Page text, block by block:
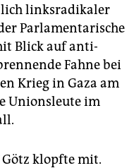
linksradikaler
Parlamentarische
Blick auf anti-
Fahne bei
Krieg in Gaza am
Unionsleute im
Götz klopfte mit.